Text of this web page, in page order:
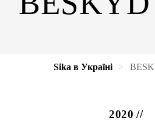
Sika в Україні
2020